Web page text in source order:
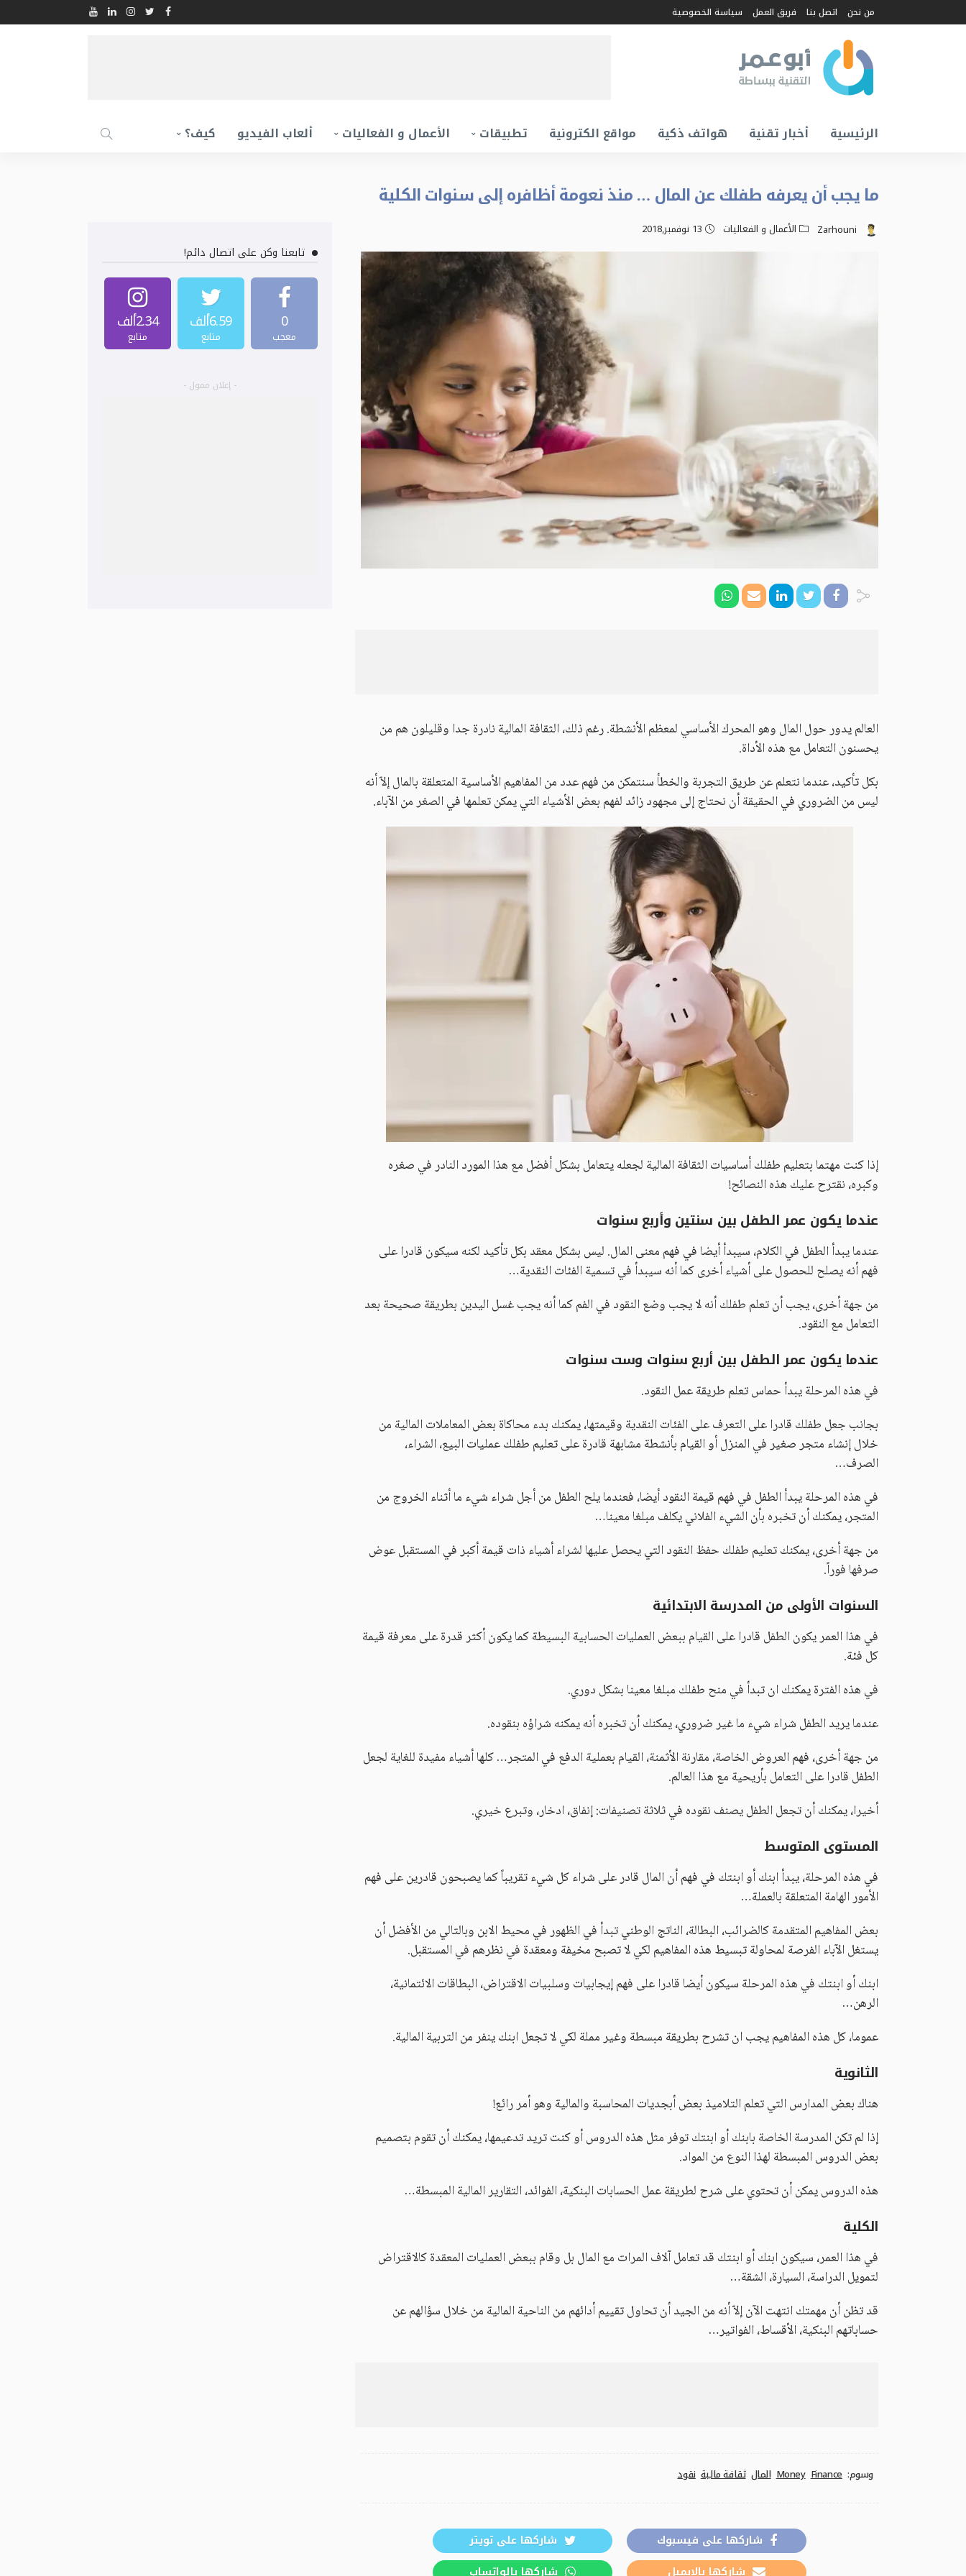
من نحن اتصل بنا فريق العمل سياسة الخصوصية
الرئيسية أخبار تقنية هواتف ذكية مواقع الكترونية تطبيقات الأعمال و الفعاليات ألعاب الفيديو كيف؟
ما يجب أن يعرفه طفلك عن المال … منذ نعومة أظافره إلى سنوات الكلية
Zarhouni الأعمال و الفعاليات 13 نوفمبر,2018
العالم يدور حول المال وهو المحرك الأساسي لمعظم الأنشطة. رغم ذلك، الثقافة المالية نادرة جدا وقليلون هم من
يحسنون التعامل مع هذه الأداة.
بكل تأكيد، عندما نتعلم عن طريق التجربة والخطأ سنتمكن من فهم عدد من المفاهيم الأساسية المتعلقة بالمال إلاّ أنه
ليس من الضروري في الحقيقة أن نحتاج إلى مجهود زائد لفهم بعض الأشياء التي يمكن تعلمها في الصغر من الآباء.
إذا كنت مهتما بتعليم طفلك أساسيات الثقافة المالية لجعله يتعامل بشكل أفضل مع هذا المورد النادر في صغره
وكبره، نقترح عليك هذه النصائح!
عندما يكون عمر الطفل بين سنتين وأربع سنوات
عندما يبدأ الطفل في الكلام، سيبدأ أيضا في فهم معنى المال. ليس بشكل معقد بكل تأكيد لكنه سيكون قادرا على
فهم أنه يصلح للحصول على أشياء أخرى كما أنه سيبدأ في تسمية الفئات النقدية…
من جهة أخرى، يجب أن تعلم طفلك أنه لا يجب وضع النقود في الفم كما أنه يجب غسل اليدين بطريقة صحيحة بعد
التعامل مع النقود.
عندما يكون عمر الطفل بين أربع سنوات وست سنوات
في هذه المرحلة يبدأ حماس تعلم طريقة عمل النقود.
بجانب جعل طفلك قادرا على التعرف على الفئات النقدية وقيمتها، يمكنك بدء محاكاة بعض المعاملات المالية من
خلال إنشاء متجر صغير في المنزل أو القيام بأنشطة مشابهة قادرة على تعليم طفلك عمليات البيع، الشراء،
الصرف…
في هذه المرحلة يبدأ الطفل في فهم قيمة النقود أيضا، فعندما يلح الطفل من أجل شراء شيء ما أثناء الخروج من
المتجر، يمكنك أن تخبره بأن الشيء الفلاني يكلف مبلغا معينا…
من جهة أخرى، يمكنك تعليم طفلك حفظ النقود التي يحصل عليها لشراء أشياء ذات قيمة أكبر في المستقبل عوض
صرفها فوراً.
السنوات الأولى من المدرسة الابتدائية
في هذا العمر يكون الطفل قادرا على القيام ببعض العمليات الحسابية البسيطة كما يكون أكثر قدرة على معرفة قيمة
كل فئة.
في هذه الفترة يمكنك ان تبدأ في منح طفلك مبلغا معينا بشكل دوري.
عندما يريد الطفل شراء شيء ما غير ضروري، يمكنك أن تخبره أنه يمكنه شراؤه بنقوده.
من جهة أخرى، فهم العروض الخاصة، مقارنة الأثمنة، القيام بعملية الدفع في المتجر… كلها أشياء مفيدة للغاية لجعل
الطفل قادرا على التعامل بأريحية مع هذا العالم.
أخيرا، يمكنك أن تجعل الطفل يصنف نقوده في ثلاثة تصنيفات: إنفاق، ادخار، وتبرع خيري.
المستوى المتوسط
في هذه المرحلة، يبدأ ابنك أو ابنتك في فهم أن المال قادر على شراء كل شيء تقريباً كما يصبحون قادرين على فهم
الأمور الهامة المتعلقة بالعملة…
بعض المفاهيم المتقدمة كالضرائب، البطالة، الناتج الوطني تبدأ في الظهور في محيط الابن وبالتالي من الأفضل أن
يستغل الآباء الفرصة لمحاولة تبسيط هذه المفاهيم لكي لا تصبح مخيفة ومعقدة في نظرهم في المستقبل.
ابنك أو ابنتك في هذه المرحلة سيكون أيضا قادرا على فهم إيجابيات وسلبيات الاقتراض، البطاقات الائتمانية،
الرهن…
عموما، كل هذه المفاهيم يجب ان تشرح بطريقة مبسطة وغير مملة لكي لا تجعل ابنك ينفر من التربية المالية.
الثانوية
هناك بعض المدارس التي تعلم التلاميذ بعض أبجديات المحاسبة والمالية وهو أمر رائع!
إذا لم تكن المدرسة الخاصة بابنك أو ابنتك توفر مثل هذه الدروس أو كنت تريد تدعيمها، يمكنك أن تقوم بتصميم
بعض الدروس المبسطة لهذا النوع من المواد.
هذه الدروس يمكن أن تحتوي على شرح لطريقة عمل الحسابات البنكية، الفوائد، التقارير المالية المبسطة…
الكلية
في هذا العمر، سيكون ابنك أو ابنتك قد تعامل آلاف المرات مع المال بل وقام ببعض العمليات المعقدة كالاقتراض
لتمويل الدراسة، السيارة، الشقة…
قد تظن أن مهمتك انتهت الآن إلاّ أنه من الجيد أن تحاول تقييم أدائهم من الناحية المالية من خلال سؤالهم عن
حساباتهم البنكية، الأقساط، الفواتير…
وسوم: Finance
Money المال ثقافة مالية نقود
شاركها على فيسبوك
شاركها على تويتر
تابعنا وكن على اتصال دائم!
0
معجب
6.59ألف
متابع
2.34ألف
متابع
- إعلان ممول -